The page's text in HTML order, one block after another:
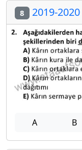
8 2019-2020
A B